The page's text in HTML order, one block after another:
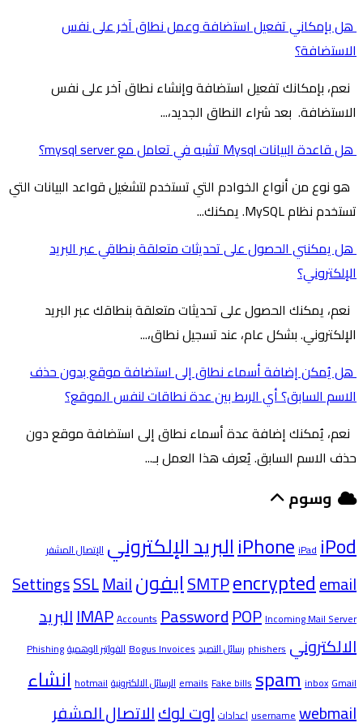
هل بإمكاني تفعيل استضافة وعمل نطاق آخر على نفس
الاستضافة؟
نعم، بإمكانك تفعيل استضافة وإنشاء نطاق آخر على نفس
الاستضافة. بعد شراء النطاق الجديد،...
هل قاعدة البيانات Mysql تشبه في تعامل مع mysql server؟
هو نوع من أنواع الخوادم التي تستخدم لتشغيل قواعد البيانات التي
تستخدم نظام MySQL. يمكنك...
هل يمكنني الحصول على تحديثات متعلقة بنطاقي عبر البريد
الإلكتروني؟
نعم، يمكنك الحصول على تحديثات متعلقة بنطاقك عبر البريد
الإلكتروني. بشكل عام، عند تسجيل نطاق،...
هل يُمكن إضافة أسماء نطاق إلى استضافة موقع بدون حذف
الاسم السابق؟ أي الربط بين عدة نطاقات لنفس الموقع؟
نعم، يُمكنك إضافة عدة أسماء نطاق إلى استضافة موقع دون
حذف الاسم السابق. يُعرف هذا العمل بـ...
وسوم
iPhoneiPadiPod البريد الإلكتروني الإتصال المشفر
SMTPencryptedemail ايفون SettingsSSLMail
IMAPAccountsPasswordPOPIncoming Mail Server
البريد
الالكتروني phishers رسائل التصيدBogus Invoicesالفواتير الوهميةPhishing
emailsFake billsspaminboxGmail الرسائل الالكترونيةhotmailانشاء
usernamewebmail اعداداتاوت لوكالاتصال المشفر